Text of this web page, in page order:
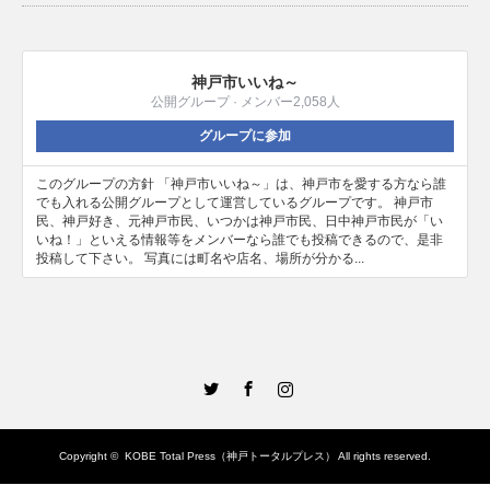
神戸市いいね～
公開グループ · メンバー2,058人
グループに参加
このグループの方針 「神戸市いいね～」は、神戸市を愛する方なら誰
でも入れる公開グループとして運営しているグループです。 神戸市
民、神戸好き、元神戸市民、いつかは神戸市民、日中神戸市民が「い
いね！」といえる情報等をメンバーなら誰でも投稿できるので、是非
投稿して下さい。 写真には町名や店名、場所が分かる...
Copyright © KOBE Total Press（神戸トータルプレス） All rights reserved.